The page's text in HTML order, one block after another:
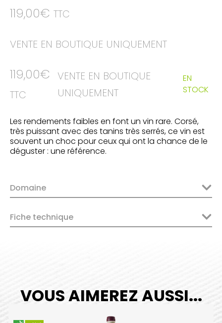
119,00€ TTC
VENTE EN BOUTIQUE UNIQUEMENT
119,00€
TTC
VENTE EN BOUTIQUE
UNIQUEMENT
EN
STOCK
Les rendements faibles en font un vin rare. Corsé,
très puissant avec des tanins très serrés, ce vin est
souvent un choc pour ceux qui ont la chance de le
déguster : une référence.
Domaine
Fiche technique
VOUS AIMEREZ AUSSI...